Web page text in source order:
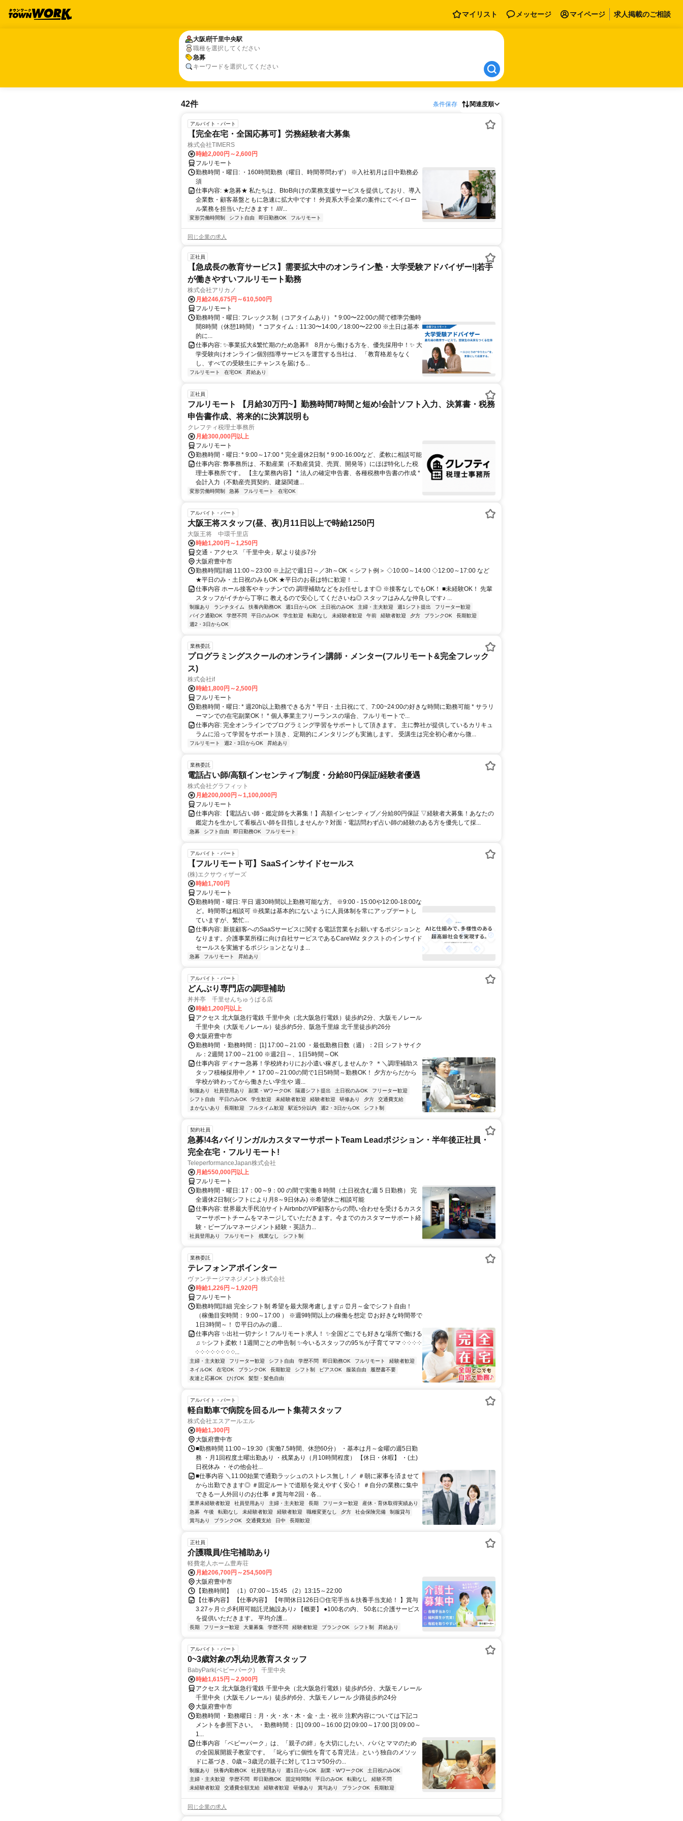
マイリスト メッセージ マイページ 求人掲載のご相談
大阪府千里中央駅
職種を選択してください
急募
キーワードを選択してください
大阪府千里中央駅
急募
42件 条件保存 関連度順
アルバイト・パート
【完全在宅・全国応募可】労務経験者大募集
株式会社TIMERS
時給2,000円～2,600円
フルリモート
勤務時間・曜日: ・160時間勤務（曜日、時間帯問わず） ※入社初月は日中勤務必
須
仕事内容: ★急募★ 私たちは、BtoB向けの業務支援サービスを提供しており、導入
企業数・顧客基盤ともに急速に拡大中です！ 外資系大手企業の案件にてペイロー
ル業務を担当いただきます！ ////...
変形労働時間制 シフト自由 即日勤務OK フルリモート
同じ企業の求人
正社員
【急成長の教育サービス】需要拡大中のオンライン塾・大学受験アドバイザー!|若手
が働きやすいフルリモート勤務
株式会社アリカノ
月給246,675円～610,500円
フルリモート
勤務時間・曜日: フレックス制（コアタイムあり） * 9:00〜22:00の間で標準労働時
間8時間（休憩1時間） * コアタイム：11:30〜14:00／18:00〜22:00 ※土日は基本
的に...
仕事内容: ✨️事業拡大&繁忙期のため急募!! 8月から働ける方を、優先採用中！✨️ 大
学受験向けオンライン個別指導サービスを運営する当社は、 「教育格差をなく
し、すべての受験生にチャンスを届ける...
フルリモート 在宅OK 昇給あり
正社員
フルリモート 【月給30万円~】勤務時間7時間と短め!会計ソフト入力、決算書・税務
申告書作成、将来的に決算説明も
クレフティ税理士事務所
月給300,000円以上
フルリモート
勤務時間・曜日: * 9:00～17:00 * 完全週休2日制 * 9:00-16:00など、柔軟に相談可能
仕事内容: 弊事務所は、不動産業（不動産賃貸、売買、開発等）にほぼ特化した税
理士事務所です。 【主な業務内容】 * 法人の確定申告書、各種税務申告書の作成 *
会計入力（不動産売買契約、建築関連...
変形労働時間制 急募 フルリモート 在宅OK
アルバイト・パート
大阪王将スタッフ(昼、夜)月11日以上で時給1250円
大阪王将 中環千里店
時給1,200円～1,250円
交通・アクセス 「千里中央」駅より徒歩7分
大阪府豊中市
勤務時間詳細 11:00～23:00 ※上記で週1日～／3h～OK ＜シフト例＞ ◇10:00～14:00 ◇12:00～17:00 など
★平日のみ・土日祝のみもOK ★平日のお昼は特に歓迎！ ...
仕事内容 ホール接客やキッチンでの 調理補助などをお任せします◎ ※接客なしでもOK！ ■未経験OK！ 先輩
スタッフがイチから丁寧に 教えるので安心してくださいね◎ スタッフはみんな仲良しです♪ ...
制服あり ランチタイム 扶養内勤務OK 週1日からOK 土日祝のみOK 主婦・主夫歓迎 週1シフト提出
フリーター歓迎
バイク通勤OK
学歴不問 平日のみOK 学生歓迎 転勤なし 未経験者歓迎 午前 経験者歓迎 夕方 ブランクOK
長期歓迎
週2・3日からOK
業務委託
プログラミングスクールのオンライン講師・メンター(フルリモート&完全フレック
ス)
株式会社if
時給1,800円～2,500円
フルリモート
勤務時間・曜日: * 週20h以上勤務できる方 * 平日・土日祝にて、7:00~24:00の好きな時間に勤務可能 * サラリ
ーマンでの在宅副業OK！ * 個人事業主フリーランスの場合、フルリモートで...
仕事内容: 完全オンラインでプログラミング学習をサポートして頂きます。 主に弊社が提供しているカリキュ
ラムに沿って学習をサポート頂き、定期的にメンタリングも実施します。 受講生は完全初心者から微...
フルリモート 週2・3日からOK 昇給あり
業務委託
電話占い師/高額インセンティブ制度・分給80円保証/経験者優遇
株式会社グラフィット
月給200,000円～1,100,000円
フルリモート
仕事内容: 【電話占い師・鑑定師を大募集！】高額インセンティブ／分給80円保証 ▽経験者大募集！あなたの
鑑定力を生かして看板占い師を目指しませんか？対面・電話問わず占い師の経験のある方を優先して採...
急募 シフト自由 即日勤務OK フルリモート
アルバイト・パート
【フルリモート可】SaaSインサイドセールス
(株)エクサウィザーズ
時給1,700円
フルリモート
勤務時間・曜日: 平日 週30時間以上勤務可能な方。 ※9:00 - 15:00や12:00-18:00な
ど。時間帯は相談可 ※残業は基本的にないように人員体制を常にアップデートし
ていますが、繁忙...
仕事内容: 新規顧客へのSaaSサービスに関する電話営業をお願いするポジションと
なります。介護事業所様に向け自社サービスであるCareWiz タクストのインサイド
セールスを実施するポジションとなりま...
急募 フルリモート 昇給あり
アルバイト・パート
どんぶり専門店の調理補助
丼丼亭 千里せんちゅうぱる店
時給1,200円以上
アクセス 北大阪急行電鉄 千里中央（北大阪急行電鉄）徒歩約2分、大阪モノレール
千里中央（大阪モノレール）徒歩約5分、阪急千里線 北千里徒歩約26分
大阪府豊中市
勤務時間 ・勤務時間： [1] 17:00～21:00 ・最低勤務日数（週）：2日 シフトサイク
ル：2週間 17:00～21:00 ※週2日～、1日5時間～OK
仕事内容 ディナー急募！学校終わりにお小遣い稼ぎしませんか？ ＊＼調理補助ス
タッフ積極採用中／＊ 17:00～21:00の間で1日5時間～勤務OK！ 夕方からだから
学校が終わってから働きたい学生や 週...
制服あり 社員登用あり 副業・WワークOK 隔週シフト提出 土日祝のみOK
フリーター歓迎
シフト自由
平日のみOK 学生歓迎 未経験者歓迎 経験者歓迎 研修あり 夕方
交通費支給
まかないあり
長期歓迎 フルタイム歓迎 駅近5分以内 週2・3日からOK シフト制
契約社員
急募!4名バイリンガルカスタマーサポートTeam Leadポジション・半年後正社員・
完全在宅・フルリモート!
TeleperformanceJapan株式会社
月給550,000円以上
フルリモート
勤務時間・曜日: 17：00～9：00 の間で実働 8 時間（土日祝含む週 5 日勤務） 完
全週休2日制(シフトにより月8～9日休み) ※希望休ご相談可能
仕事内容: 世界最大手民泊サイトAirbnbのVIP顧客からの問い合わせを受けるカスタ
マーサポートチームをマネージしていただきます。今までのカスタマーサポート経
験・ピープルマネージメント経験・英語力...
社員登用あり フルリモート 残業なし シフト制
業務委託
テレフォンアポインター
ヴァンテージマネジメント株式会社
時給1,226円～1,920円
フルリモート
勤務時間詳細 完全シフト制 希望を最大限考慮します♫ ⏰月～金でシフト自由！
（稼働目安時間： 9:00～17:00 ） ※週9時間以上の稼働を想定 ⏰お好きな時間帯で
1日3時間～！ ⏰平日のみの週...
仕事内容 ✨出社一切ナシ！フルリモート求人！ ✨全国どこでも好きな場所で働ける
♫ ✨シフト柔軟！1週間ごとの申告制 ✨今いるスタッフの95％が子育てママ ༶ ༶ ༶ ༶
༶ ༶ ༶ ༶ ༶ ༶ ༶ ༶...
主婦・主夫歓迎 フリーター歓迎 シフト自由 学歴不問 即日勤務OK フルリモート
経験者歓迎
ネイルOK
在宅OK ブランクOK 長期歓迎 シフト制 ピアスOK 服装自由
履歴書不要
友達と応募OK
ひげOK 髪型・髪色自由
アルバイト・パート
軽自動車で病院を回るルート集荷スタッフ
株式会社エスアールエル
時給1,300円
大阪府豊中市
■勤務時間 11:00～19:30（実働7.5時間、休憩60分） ・基本は月～金曜の週5日勤
務 ・月1回程度土曜出勤あり ・残業あり（月10時間程度） 【休日・休暇】 ・(土)
日祝休み ・その他会社...
■仕事内容 ＼11:00始業で通勤ラッシュのストレス無し！／ ＃朝に家事を済ませて
から出勤できます◎ ＃固定ルートで道順を覚えやすく安心！ ＃自分の業務に集中
できる一人外回りのお仕事 ＃賞与年2回・各...
業界未経験者歓迎 社員登用あり 主婦・主夫歓迎 長期 フリーター歓迎
産休・育休取得実績あり
急募
午後 転勤なし 未経験者歓迎 経験者歓迎 職種変更なし 夕方 社会保険完備
制服貸与
賞与あり
ブランクOK 交通費支給 日中 長期歓迎
正社員
介護職員/住宅補助あり
軽費老人ホーム豊寿荘
月給206,700円～254,500円
大阪府豊中市
【勤務時間】 （1）07:00～15:45 （2）13:15～22:00
【仕事内容】 【仕事内容】 【年間休日126日◎住宅手当＆扶養手当支給！ 】賞与
3.27ヶ月☆彡利用可能託児施設あり♪ 【概要】 ●100名の内、 50名に介護サービス
を提供いただきます。 平均介護...
長期 フリーター歓迎 大量募集 学歴不問 経験者歓迎 ブランクOK シフト制 昇給あり
アルバイト・パート
0~3歳対象の乳幼児教育スタッフ
BabyPark(ベビーパーク) 千里中央
時給1,615円～2,900円
アクセス 北大阪急行電鉄 千里中央（北大阪急行電鉄）徒歩約5分、大阪モノレール
千里中央（大阪モノレール）徒歩約6分、大阪モノレール 少路徒歩約24分
大阪府豊中市
勤務時間 ・勤務曜日：月・火・水・木・金・土・祝※ 注釈内容については下記コ
メントを参照下さい。 ・勤務時間： [1] 09:00～16:00 [2] 09:00～17:00 [3] 09:00～
1...
仕事内容 「ベビーパーク」は、「親子の絆」を大切にしたい、パパとママのため
の全国展開親子教室です。 「叱らずに個性を育てる育児法」という独自のメソッ
ドに基づき、0歳～3歳児の親子に対して1コマ50分の...
制服あり 扶養内勤務OK 社員登用あり 週1日からOK 副業・WワークOK
土日祝のみOK
主婦・主夫歓迎
学歴不問 即日勤務OK 固定時間制 平日のみOK 転勤なし
経験不問
未経験者歓迎
交通費全額支給 経験者歓迎 研修あり 賞与あり ブランクOK 長期歓迎
同じ企業の求人